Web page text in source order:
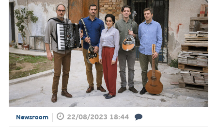
Newsroom 22/08/2023 18:44